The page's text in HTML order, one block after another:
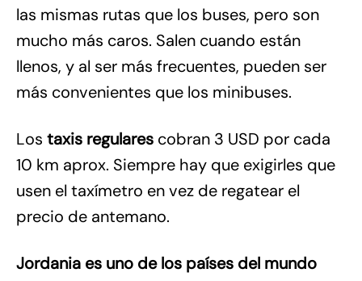
las mismas rutas que los buses, pero son
mucho más caros. Salen cuando están
llenos, y al ser más frecuentes, pueden ser
más convenientes que los minibuses.
Los taxis regulares cobran 3 USD por cada
10 km aprox. Siempre hay que exigirles que
usen el taxímetro en vez de regatear el
precio de antemano.
Jordania es uno de los países del mundo